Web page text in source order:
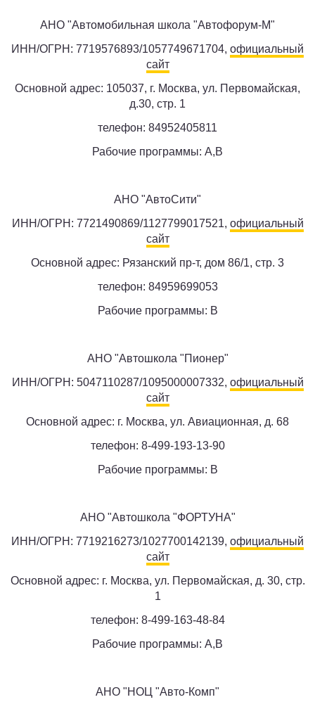
АНО "Автомобильная школа "Автофорум-М"
ИНН/ОГРН: 7719576893/1057749671704, официальный
сайт
Основной адрес: 105037, г. Москва, ул. Первомайская,
д.30, стр. 1
телефон: 84952405811
Рабочие программы: A,B
АНО "АвтоСити"
ИНН/ОГРН: 7721490869/1127799017521, официальный
сайт
Основной адрес: Рязанский пр-т, дом 86/1, стр. 3
телефон: 84959699053
Рабочие программы: B
АНО "Автошкола "Пионер"
ИНН/ОГРН: 5047110287/1095000007332, официальный
сайт
Основной адрес: г. Москва, ул. Авиационная, д. 68
телефон: 8-499-193-13-90
Рабочие программы: B
АНО "Автошкола "ФОРТУНА"
ИНН/ОГРН: 7719216273/1027700142139, официальный
сайт
Основной адрес: г. Москва, ул. Первомайская, д. 30, стр.
1
телефон: 8-499-163-48-84
Рабочие программы: A,B
АНО "НОЦ "Авто-Комп"